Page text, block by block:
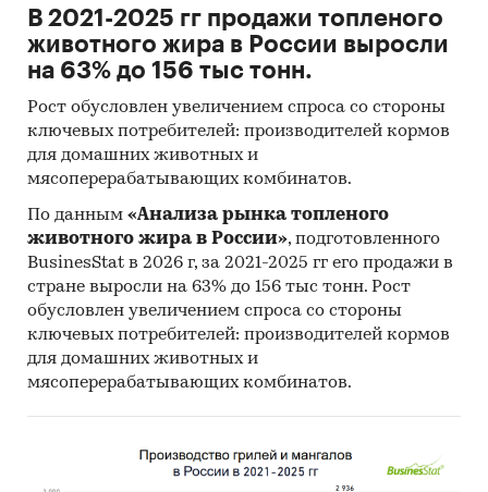
В 2021-2025 гг продажи топленого
животного жира в России выросли
на 63% до 156 тыс тонн.
Рост обусловлен увеличением спроса со стороны
ключевых потребителей: производителей кормов
для домашних животных и
мясоперерабатывающих комбинатов.
По данным «Анализа рынка топленого
животного жира в России», подготовленного
BusinesStat в 2026 г, за 2021-2025 гг его продажи в
стране выросли на 63% до 156 тыс тонн. Рост
обусловлен увеличением спроса со стороны
ключевых потребителей: производителей кормов
для домашних животных и
мясоперерабатывающих комбинатов.